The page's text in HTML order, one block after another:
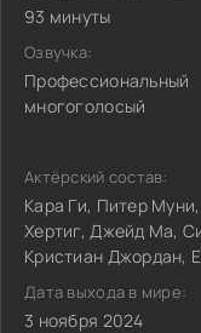
93 минуты
Озвучка:
Профессиональный
многоголосый
Актёрский состав:
Кара Ги, Питер
Хертиг, Джейд Ма,
Кристиан Джордан,
Дата выхода в мире:
3 ноября 2024